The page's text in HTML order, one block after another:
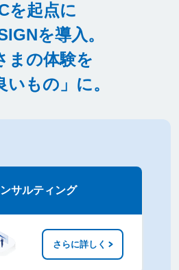
を起点に
を導入。
まの体験を
いもの」に。
サルティング
さらに詳しく